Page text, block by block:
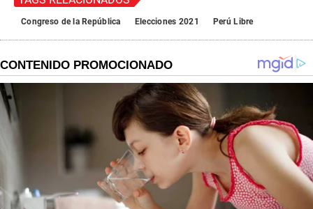
Congreso de la República Elecciones 2021 Perú Libre